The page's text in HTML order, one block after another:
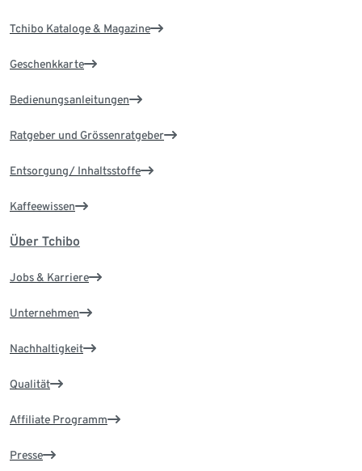
Tchibo Kataloge & Magazine
Geschenkkarte
Bedienungsanleitungen
Ratgeber und Grössenratgeber
Entsorgung/ Inhaltsstoffe
Kaffeewissen
Über Tchibo
Jobs & Karriere
Unternehmen
Nachhaltigkeit
Qualität
Affiliate Programm
Presse